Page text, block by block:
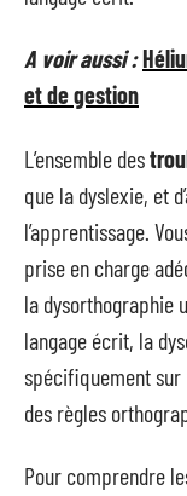
A voir aussi :
et de gestion
L’ensemble des
que la dyslexie, et
l’apprentissage.
prise en charge
la dysorthographie
langage écrit, la
spécifiquement
des règles
Pour comprendre